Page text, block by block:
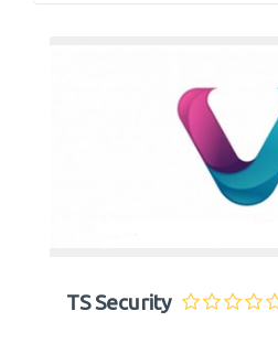
TS Security